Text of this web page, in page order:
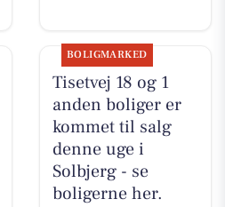
BOLIGMARKED
Tisetvej 18 og 1
anden boliger er
kommet til salg
denne uge i
Solbjerg - se
boligerne her.